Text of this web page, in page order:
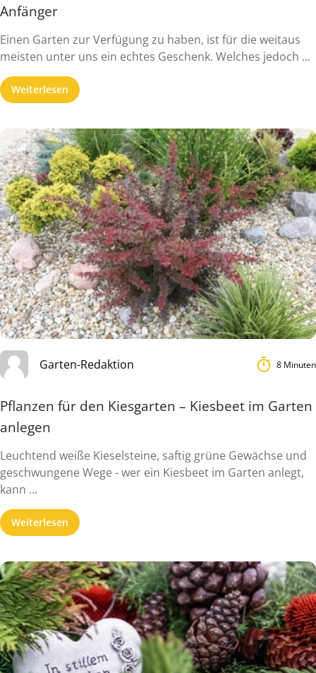
Anfänger
Einen Garten zur Verfügung zu haben, ist für die weitaus
meisten unter uns ein echtes Geschenk. Welches jedoch ...
Weiterlesen
Garten-Redaktion 8 Minuten
Pflanzen für den Kiesgarten – Kiesbeet im Garten
anlegen
Leuchtend weiße Kieselsteine, saftig grüne Gewächse und
geschwungene Wege - wer ein Kiesbeet im Garten anlegt,
kann ...
Weiterlesen